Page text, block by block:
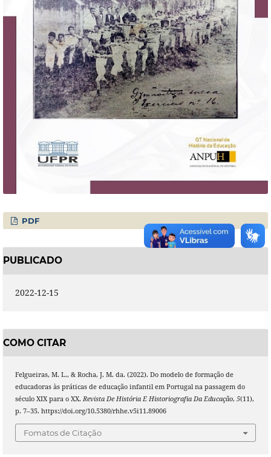
PDF
PUBLICADO
2022-12-15
COMO CITAR
Felgueiras, M. L., & Rocha, J. M. da. (2022). Do modelo de formação de
educadoras às práticas de educação infantil em Portugal na passagem do
século XIX para o XX. Revista De História E Historiografia Da Educação, 5(11),
p. 7–35. https://doi.org/10.5380/rhhe.v5i11.89006
Fomatos de Citação